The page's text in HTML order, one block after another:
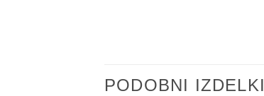
PODOBNI IZDELKI